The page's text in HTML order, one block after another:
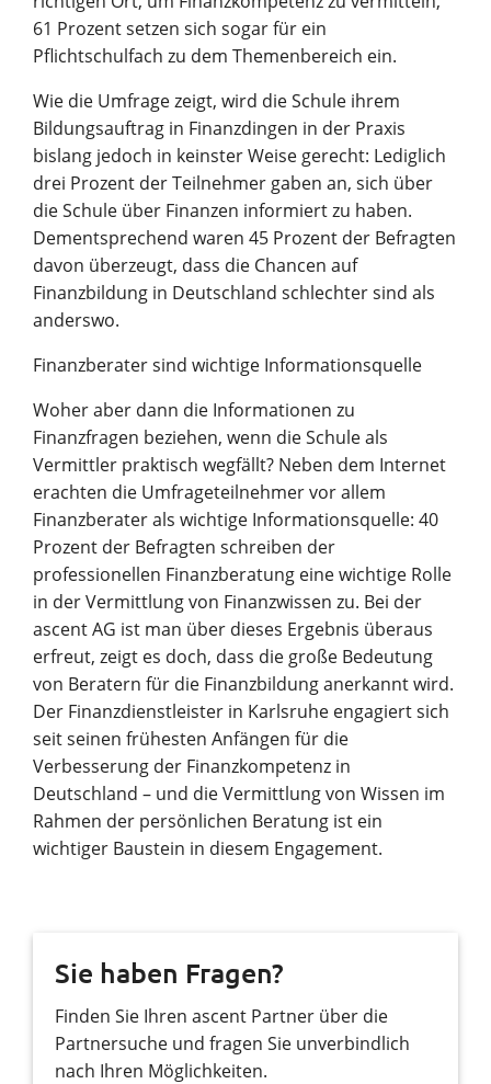
61 Prozent setzen sich sogar für ein
Pflichtschulfach zu dem Themenbereich ein.
Wie die Umfrage zeigt, wird die Schule ihrem
Bildungsauftrag in Finanzdingen in der Praxis
bislang jedoch in keinster Weise gerecht: Lediglich
drei Prozent der Teilnehmer gaben an, sich über
die Schule über Finanzen informiert zu haben.
Dementsprechend waren 45 Prozent der Befragten
davon überzeugt, dass die Chancen auf
Finanzbildung in Deutschland schlechter sind als
anderswo.
Finanzberater sind wichtige Informationsquelle
Woher aber dann die Informationen zu
Finanzfragen beziehen, wenn die Schule als
Vermittler praktisch wegfällt? Neben dem Internet
erachten die Umfrageteilnehmer vor allem
Finanzberater als wichtige Informationsquelle: 40
Prozent der Befragten schreiben der
professionellen Finanzberatung eine wichtige Rolle
in der Vermittlung von Finanzwissen zu. Bei der
ascent AG ist man über dieses Ergebnis überaus
erfreut, zeigt es doch, dass die große Bedeutung
von Beratern für die Finanzbildung anerkannt wird.
Der Finanzdienstleister in Karlsruhe engagiert sich
seit seinen frühesten Anfängen für die
Verbesserung der Finanzkompetenz in
Deutschland – und die Vermittlung von Wissen im
Rahmen der persönlichen Beratung ist ein
wichtiger Baustein in diesem Engagement.
Sie haben Fragen?
Finden Sie Ihren ascent Partner über die
Partnersuche und fragen Sie unverbindlich
nach Ihren Möglichkeiten.